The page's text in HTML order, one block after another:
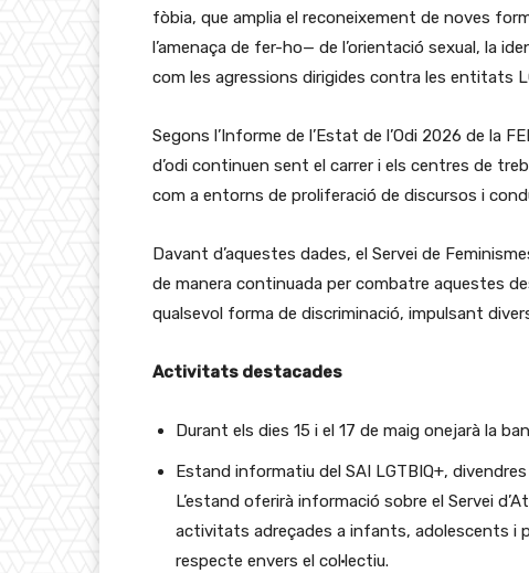
fòbia, que amplia el reconeixement de noves
l’amenaça de fer-ho— de l’orientació sexual, la
com les agressions dirigides contra les entitats
Segons l’Informe de l’Estat de l’Odi 2026 de la
d’odi continuen sent el carrer i els centres de
com a entorns de proliferació de discursos i
Davant d’aquestes dades, el Servei de
de manera continuada per combatre aquestes
qualsevol forma de discriminació, impulsant
Activitats destacades
Durant els dies 15 i el 17 de maig onejarà la
Estand informatiu del SAI LGTBIQ+,
L’estand oferirà informació sobre el Servei
activitats adreçades a infants, adolescents i
respecte envers el col·lectiu.